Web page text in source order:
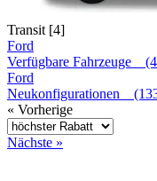
Transit [4]
Ford
Verfügbare Fahrzeuge
Ford
Neukonfigurationen
« Vorherige
Nächste »